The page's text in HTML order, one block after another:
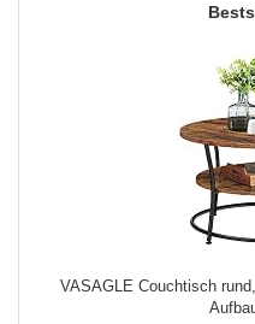
VASAGLE Couchtisch